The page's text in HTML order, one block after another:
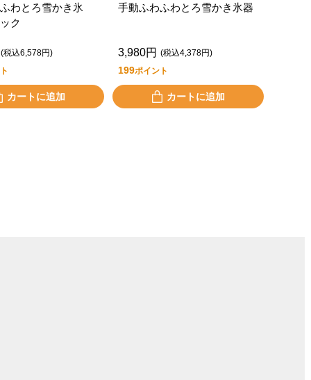
わとろ雪かき氷
ク
(税込6,578円)
カートに追加
手動ふわふわとろ雪かき氷器
3,980円 (税込4,378円)
199ポイント
カートに追加